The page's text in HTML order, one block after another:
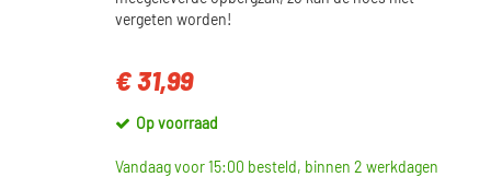
vergeten worden!
€ 31,99
Op voorraad
Vandaag voor 15:00 besteld, binnen 2 werkdagen